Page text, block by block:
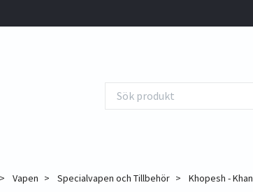
Vapen Specialvapen och Tillbehör Khopesh - Khan